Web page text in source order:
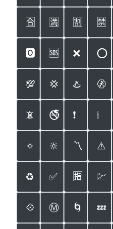
🈴 🈵 🈹 🈲
🅾️ 🆘 ❌ ⭕️
💯 💢 ♨️ 🚷
📵 🚭 ❗️ ❕
🔅 🔆 〽️ ⚠️
♻️ ✅ 🈯️ 💹
💠 Ⓜ️ 🌀 💤